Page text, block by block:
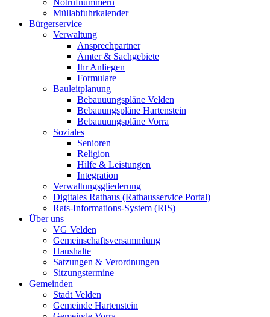
Notrufnummern
Müllabfuhrkalender
Bürgerservice
Verwaltung
Ansprechpartner
Ämter & Sachgebiete
Ihr Anliegen
Formulare
Bauleitplanung
Bebauuungspläne Velden
Bebauungspläne Hartenstein
Bebauuungspläne Vorra
Soziales
Senioren
Religion
Hilfe & Leistungen
Integration
Verwaltungsgliederung
Digitales Rathaus (Rathausservice Portal)
Rats-Informations-System (RIS)
Über uns
VG Velden
Gemeinschaftsversammlung
Haushalte
Satzungen & Verordnungen
Sitzungstermine
Gemeinden
Stadt Velden
Gemeinde Hartenstein